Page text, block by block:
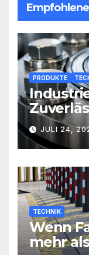
PRODUKTE
JULI 24,
TECHNIK
Wenn
mehr